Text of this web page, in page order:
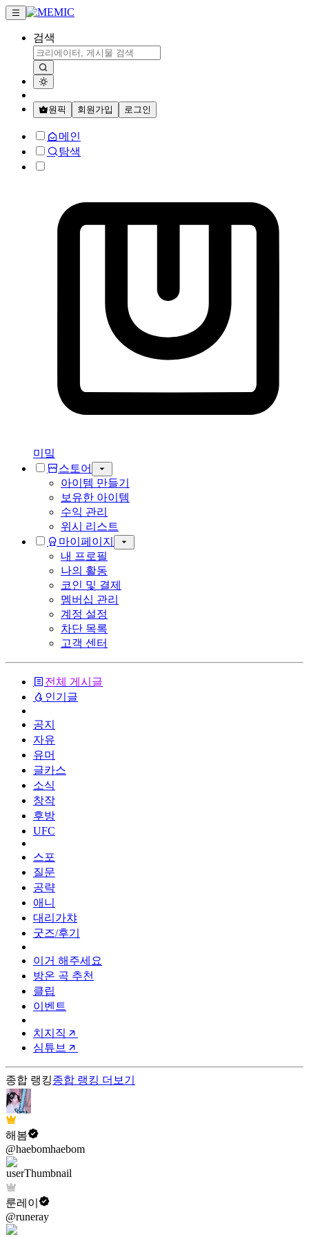
검색
원픽 회원가입 로그인
메인
탐색
미밐
스토어
아이템 만들기
보유한 아이템
수익 관리
위시 리스트
마이페이지
내 프로필
나의 활동
코인 및 결제
멤버십 관리
계정 설정
차단 목록
고객 센터
전체 게시글
인기글
공지
자유
유머
글카스
소식
창작
후방
UFC
스포
질문
공략
애니
대리가챠
굿즈/후기
이거 해주세요
방온 곡 추천
클립
이벤트
치지직
심튜브
종합 랭킹종합 랭킹 더보기
해봄
@haebomhaebom
룬레이
@runeray